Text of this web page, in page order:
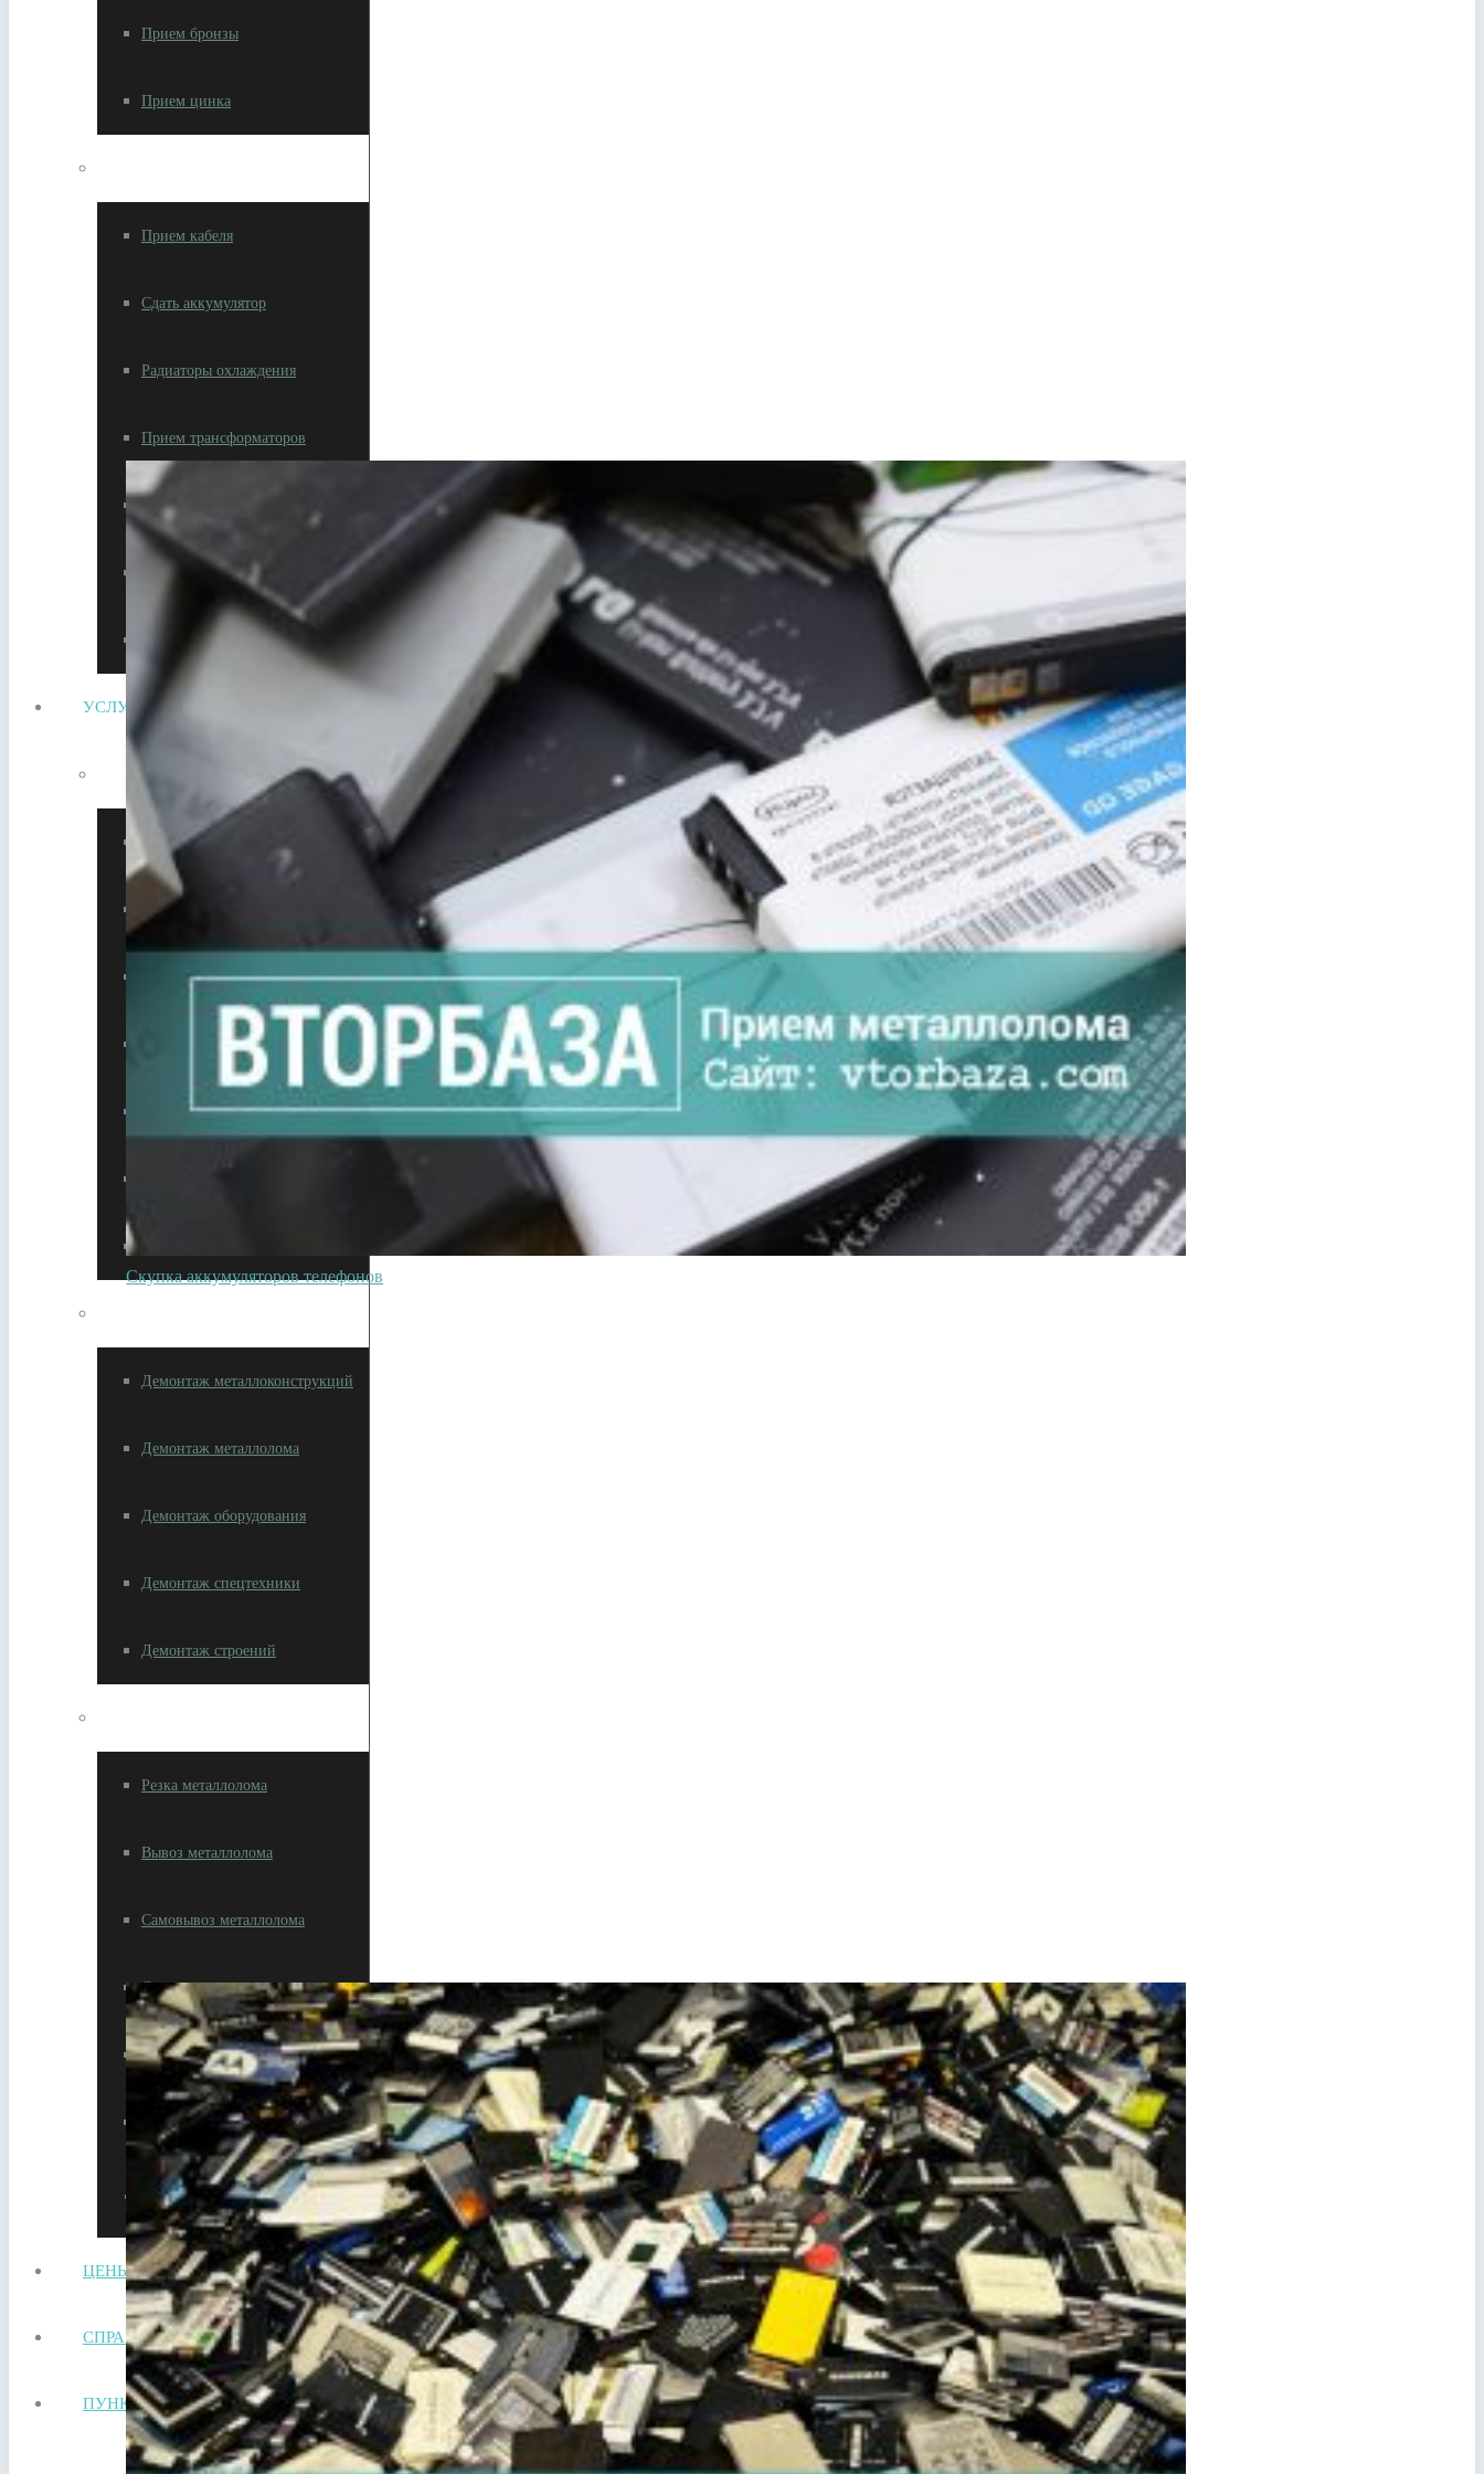
Прием бронзы
Прием цинка
Прием кабеля
Сдать аккумулятор
Радиаторы охлаждения
Прием трансформаторов
Холодильные компрессоров
Прием электродвигателей
Сдать литиевый аккумулятор
УСЛУГИ
Утилизация металлолома
Утилизация АКБ
Утилизация кабеля
Утилизация оборудования
Утилизация спецтехники
Утилизация цветмета
Демонтаж металлоконструкций
Демонтаж металлолома
Демонтаж оборудования
Демонтаж спецтехники
Демонтаж строений
Резка металлолома
Вывоз металлолома
Самовывоз металлолома
Сдать автотехнику на металлолом
Прием лома в Видном
Сдать аккумулятор ноутбука
Сдать аккумулятор телефона
ЦЕНЫ
СПРАВОЧНИК
ПУНКТЫ ПРИЕМА
Скупка аккумуляторов телефонов